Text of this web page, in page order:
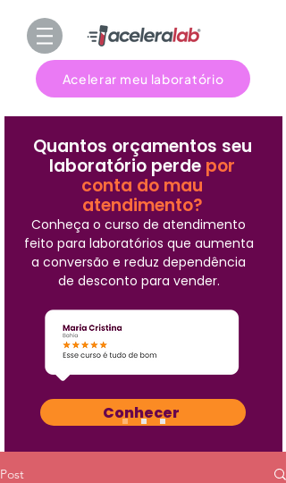
Acelerar meu laboratório
Quantos orçamentos seu
laboratório perde por
conta do mau
atendimento?
Conheça o curso de atendimento
feito para laboratórios que aumenta
a conversão e reduz dependência
de desconto para vender.
Conhecer
Post